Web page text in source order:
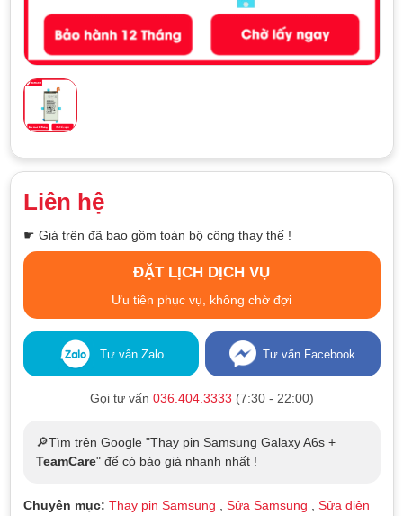
Liên hệ
☛ Giá trên đã bao gồm toàn bộ công thay thế !
ĐẶT LỊCH DỊCH VỤ
Ưu tiên phục vụ, không chờ đợi
Tư vấn Zalo Tư vấn Facebook
Gọi tư vấn 036.404.3333 (7:30 - 22:00)
🔎Tìm trên Google "Thay pin Samsung Galaxy A6s +
TeamCare" để có báo giá nhanh nhất !
Chuyên mục: Thay pin Samsung Sửa Samsung
Sửa điện